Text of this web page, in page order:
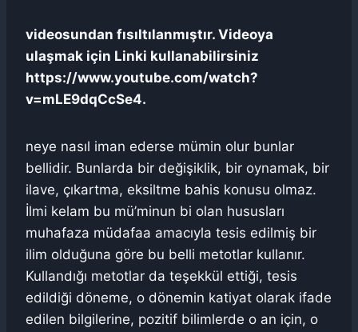
videosundan fısıltılanmıştır. Videoya
ulaşmak için Linki kullanabilirsiniz
https://www.youtube.com/watch?
v=mLE9dqCcSe4.
neye nasıl iman ederse mümin olur bunlar
bellidir. Bunlarda bir değişiklik, bir oynamak, bir
ilave, çıkartma, eksiltme bahis konusu olmaz.
İlmi kelam bu mü’minun bi olan hususları
muhafaza müdafaa amacıyla tesis edilmiş bir
ilim olduğuna göre bu belli metotlar kullanır.
Kullandığı metotlar da teşekkül ettiği, tesis
edildiği döneme, o dönemin katiyat olarak ifade
edilen bilgilerine, pozitif bilimlerde o an için, o